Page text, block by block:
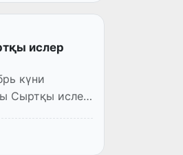
ислер
күни
Сыртқы ислер